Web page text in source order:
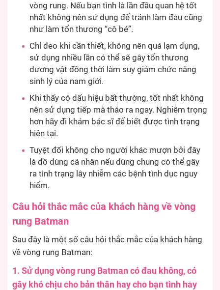
vòng rung. Nếu bạn tình là lần đầu quan hệ tốt
nhất không nên sử dụng để tránh làm đau cũng
như làm tổn thương “cô bé”.
Chỉ đeo khi cần thiết, không nên quá lạm dụng,
sử dụng nhiều lần có thể sẽ gây tổn thương
dương vật đồng thời làm suy giảm chức năng
sinh lý của nam giới.
Khi thấy có dấu hiệu bất thường, tốt nhất không
nên sử dụng tiếp mà tháo ra ngay. Nghiêm trọng
hơn hãy đi khám bác sĩ để biết được tình trạng
hiện tại.
Tuyệt đối không cho người khác mượn bởi đây
là đồ dùng cá nhân nếu dùng chung có thể gây
ra tình trạng lây nhiễm các bệnh tình dục nguy
hiểm.
Câu hỏi thắc mắc của khách hàng về vòng
rung Batman
Sau đây là một số câu hỏi thắc mắc của khách hàng
về vòng rung Batman:
1. Sử dụng vòng rung Batman có đau không, có
gây khó chịu cho bản thân hay cho bạn tình hay